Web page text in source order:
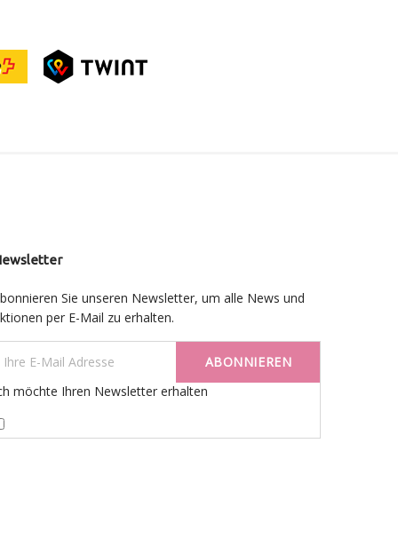
Sie unseren Newsletter, um alle News und
per E-Mail zu erhalten.
ABONNIEREN
möchte Ihren Newsletter erhalten